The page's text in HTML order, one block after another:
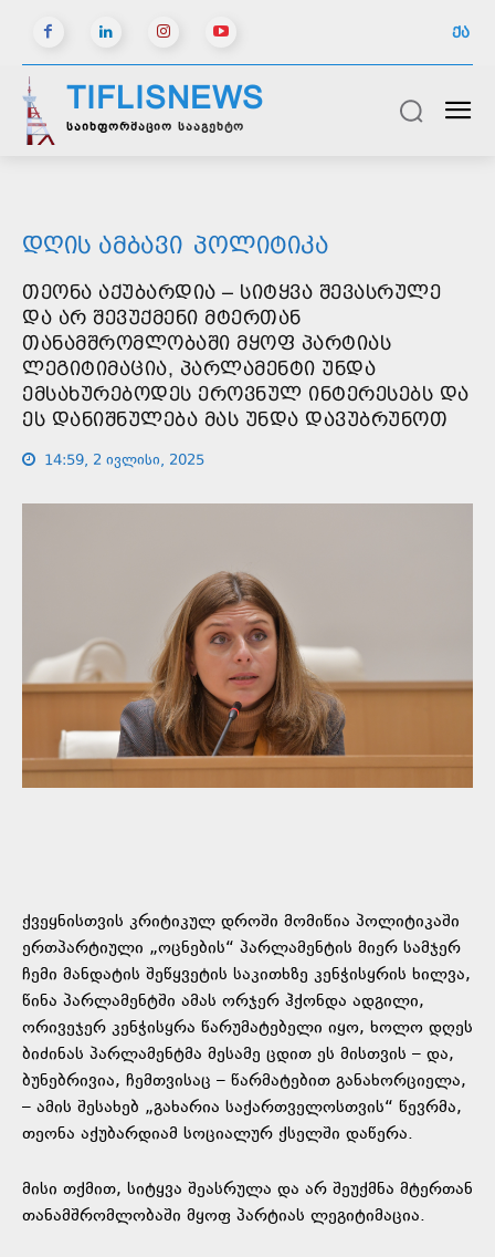
ᲥᲐ
TIFLISNEWS
საინფორმაციო სააგენტო
ᲓᲦᲘᲡ ᲐᲛᲑᲐᲕᲘ ᲞᲝᲚᲘᲢᲘᲙᲐ
ᲗᲔᲝᲜᲐ ᲐᲥᲣᲑᲐᲠᲓᲘᲐ – ᲡᲘᲢᲧᲕᲐ ᲨᲔᲕᲐᲡᲠᲣᲚᲔ
ᲓᲐ ᲐᲠ ᲨᲔᲕᲣᲥᲛᲔᲜᲘ ᲛᲢᲔᲠᲗᲐᲜ
ᲗᲐᲜᲐᲛᲨᲠᲝᲛᲚᲝᲑᲐᲨᲘ ᲛᲧᲝᲤ ᲞᲐᲠᲢᲘᲐᲡ
ᲚᲔᲒᲘᲢᲘᲛᲐᲪᲘᲐ, ᲞᲐᲠᲚᲐᲛᲔᲜᲢᲘ ᲣᲜᲓᲐ
ᲔᲛᲡᲐᲮᲣᲠᲔᲑᲝᲓᲔᲡ ᲔᲠᲝᲕᲜᲣᲚ ᲘᲜᲢᲔᲠᲔᲡᲔᲑᲡ ᲓᲐ
ᲔᲡ ᲓᲐᲜᲘᲨᲜᲣᲚᲔᲑᲐ ᲛᲐᲡ ᲣᲜᲓᲐ ᲓᲐᲕᲣᲑᲠᲣᲜᲝᲗ
14:59, 2 ივლისი, 2025
ქვეყნისთვის კრიტიკულ დროში მომიწია პოლიტიკაში
ერთპარტიული „ოცნების“ პარლამენტის მიერ სამჯერ
ჩემი მანდატის შეწყვეტის საკითხზე კენჭისყრის ხილვა,
წინა პარლამენტში ამას ორჯერ ჰქონდა ადგილი,
ორივეჯერ კენჭისყრა წარუმატებელი იყო, ხოლო დღეს
ბიძინას პარლამენტმა მესამე ცდით ეს მისთვის – და,
ბუნებრივია, ჩემთვისაც – წარმატებით განახორციელა,
– ამის შესახებ „გახარია საქართველოსთვის“ წევრმა,
თეონა აქუბარდიამ სოციალურ ქსელში დაწერა.
მისი თქმით, სიტყვა შეასრულა და არ შეუქმნა მტერთან
თანამშრომლობაში მყოფ პარტიას ლეგიტიმაცია.